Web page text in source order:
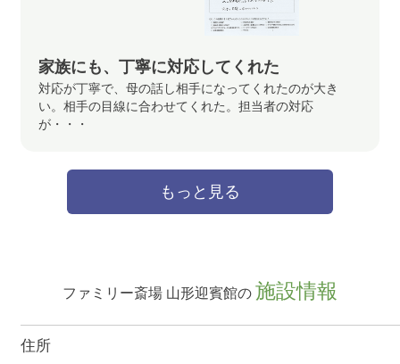
家族にも、丁寧に対応してくれた
対応が丁寧で、母の話し相手になってくれたのが大き
い。相手の目線に合わせてくれた。担当者の対応
が・・・
もっと見る
ファミリー斎場 山形迎賓館の 施設情報
住所